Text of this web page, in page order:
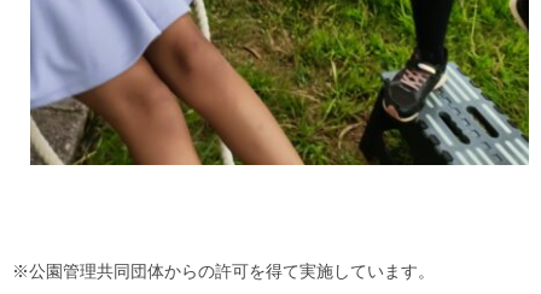
※公園管理共同団体からの許可を得て実施しています。